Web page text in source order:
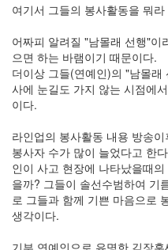
여기서 그들의 봉사활동을 뭐
어짜피 알려질 "남몰래 선행"이
으면 하는 바램이기 때문이다.
더이상 그들(연예인)의 "남몰
사에 눈길도 가지 않는 시점에
이다.
라인업의 봉사활동 내용 방송
봉사자 수가 많이 늘었다고 한
인이 사고 현장에 나타났을때
을까? 그들이 솔선수범하여 기
로 그들과 함께 기쁜 마음으로
생각이다.
기부 연예인으로 유명한 김장
마
프
리
웨
어
공
소
프
트
웨
어
미